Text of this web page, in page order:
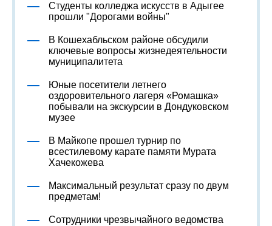
Студенты колледжа искусств в Адыгее
прошли "Дорогами войны"
В Кошехабльском районе обсудили
ключевые вопросы жизнедеятельности
муниципалитета
Юные посетители летнего
оздоровительного лагеря «Ромашка»
побывали на экскурсии в Дондуковском
музее
В Майкопе прошел турнир по
всестилевому карате памяти Мурата
Хачекожева
Максимальный результат сразу по двум
предметам!
Сотрудники чрезвычайного ведомства